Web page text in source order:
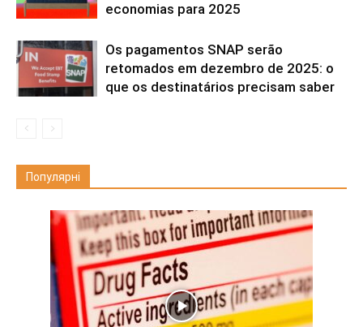
economias para 2025
Os pagamentos SNAP serão
retomados em dezembro de 2025: o
que os destinatários precisam saber
Популярні